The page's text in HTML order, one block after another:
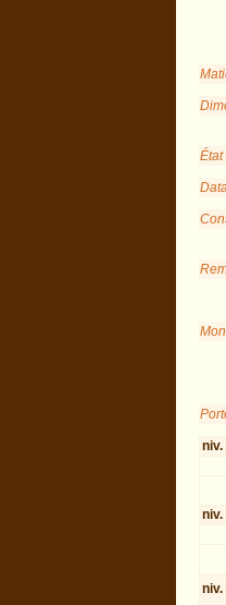
État
niv.
niv.
niv.